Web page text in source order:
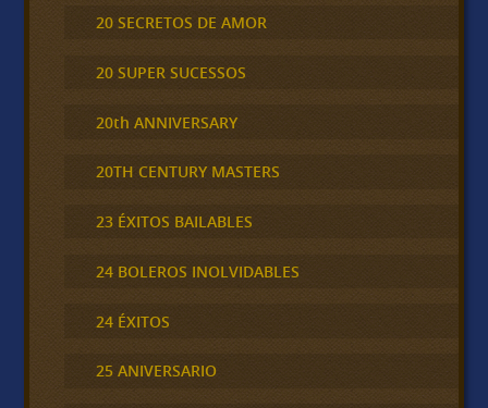
20 SECRETOS DE AMOR
20 SUPER SUCESSOS
20th ANNIVERSARY
20TH CENTURY MASTERS
23 ÉXITOS BAILABLES
24 BOLEROS INOLVIDABLES
24 ÉXITOS
25 ANIVERSARIO